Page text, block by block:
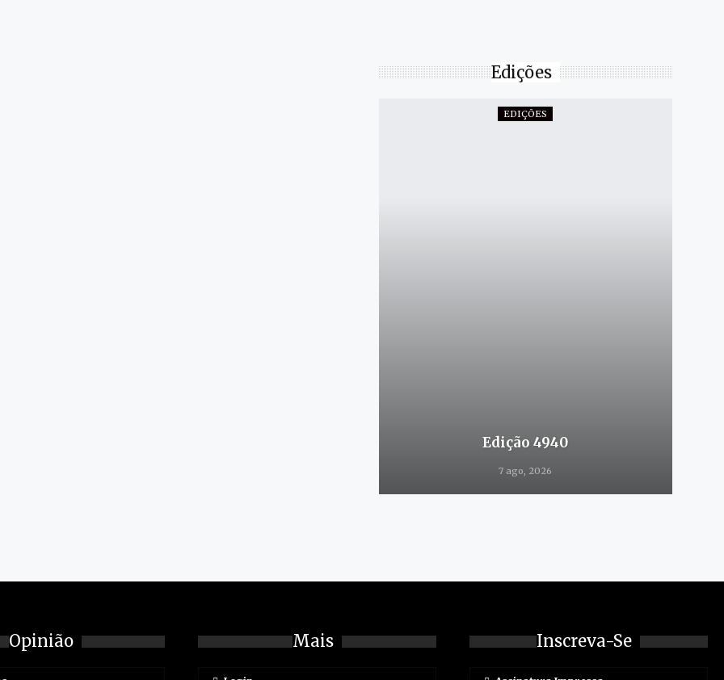
Edições
EDIÇÕES
Edição 4940
7 ago, 2026
Opinião Mais Inscreva-Se